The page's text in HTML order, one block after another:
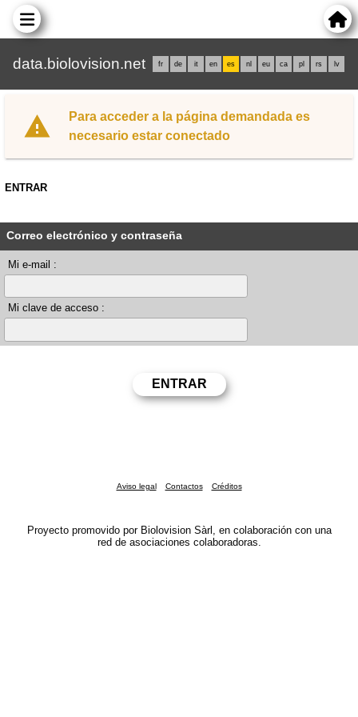
data.biolovision.net fr de it en es nl eu ca pl rs lv
Para acceder a la página demandada es
necesario estar conectado
ENTRAR
Correo electrónico y contraseña
Mi e-mail :
Mi clave de acceso :
Aviso legal Contactos Créditos
Proyecto promovido por Biolovision Sàrl, en colaboración con una
red de asociaciones colaboradoras.